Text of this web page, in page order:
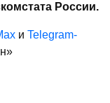
России.
и Telegram-